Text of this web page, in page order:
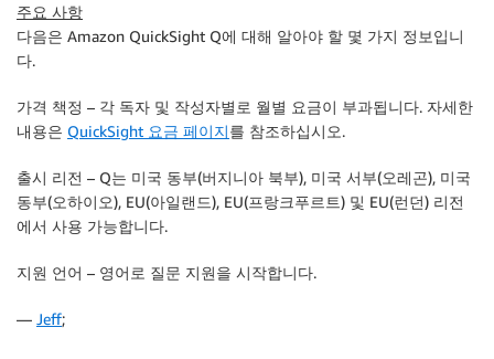
주요 사항
다음은 Amazon QuickSight Q에 대해 알아야 할 몇 가지 정보입니
다.
가격 책정 – 각 독자 및 작성자별로 월별 요금이 부과됩니다. 자세한
내용은 QuickSight 요금 페이지를 참조하십시오.
출시 리전 – Q는 미국 동부(버지니아 북부), 미국 서부(오레곤), 미국
동부(오하이오), EU(아일랜드), EU(프랑크푸르트) 및 EU(런던) 리전
에서 사용 가능합니다.
지원 언어 – 영어로 질문 지원을 시작합니다.
— Jeff;